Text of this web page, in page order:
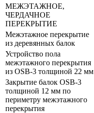
МЕЖЭТАЖНОЕ,
ЧЕРДАЧНОЕ
ПЕРЕКРЫТИЕ
Межэтажное перекрытие
из деревянных балок
Устройство пола
межэтажного перекрытия
из OSB-3 толщиной 22 мм
Закрытие балок OSB-3
толщиной 12 мм по
периметру межэтажного
перекрытия